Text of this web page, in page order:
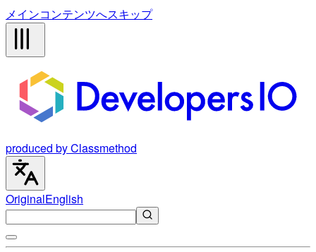
メインコンテンツへスキップ
produced by Classmethod
OriginalEnglish